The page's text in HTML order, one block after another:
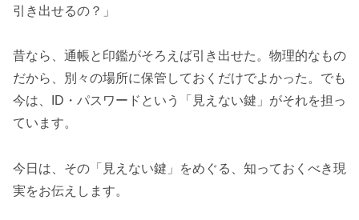
引き出せるの？」
昔なら、通帳と印鑑がそろえば引き出せた。物理的なもの
だから、別々の場所に保管しておくだけでよかった。でも
今は、ID・パスワードという「見えない鍵」がそれを担っ
ています。
今日は、その「見えない鍵」をめぐる、知っておくべき現
実をお伝えします。